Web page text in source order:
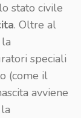
stato civile
. Oltre al
speciali
(come il
avviene